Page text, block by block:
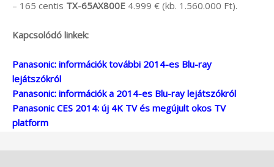
– 165 centis TX-65AX800E 4.999 € (kb. 1.560.000 Ft).
Kapcsolódó linkek:
Panasonic: információk további 2014-es Blu-ray
lejátszókról
Panasonic: információk a 2014-es Blu-ray lejátszókról
Panasonic CES 2014: új 4K TV és megújult okos TV
platform